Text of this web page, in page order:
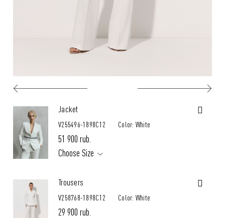
Jacket
V255496-1898C12 Color: White
51 900 rub.
Choose Size
Trousers
V258768-1898C12 Color: White
29 900 rub.